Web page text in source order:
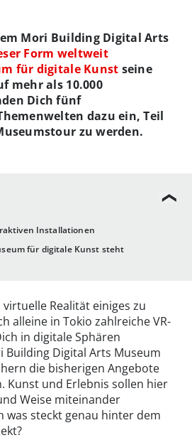
Installationen
für digitale Kunst steht
Mori Building Digital Arts
Form weltweit
für digitale Kunst seine
mehr als 10.000
Dich fünf
dazu ein, Teil
zu werden.
virtuelle Realität einiges zu
alleine in Tokio zahlreiche VR-
in digitale Sphären
Building Digital Arts Museum
die bisherigen Angebote
Kunst und Erlebnis sollen hier
Weise miteinander
was steckt genau hinter dem